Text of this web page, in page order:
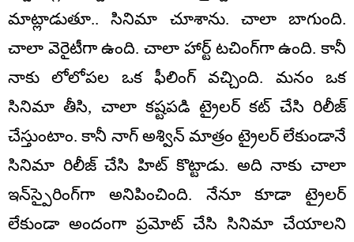
మాట్లాడుతూ.. సినిమా చూశాను. చాలా బాగుంది.
చాలా వెరైటీగా ఉంది. చాలా హార్ట్ టచింగ్‌గా ఉంది. కానీ
నాకు లోలోపల ఒక ఫీలింగ్ వచ్చింది. మనం ఒక
సినిమా తీసి, చాలా కష్టపడి ట్రైలర్ కట్ చేసి రిలీజ్
చేస్తుంటాం. కానీ నాగ్ అశ్విన్ మాత్రం ట్రైలర్ లేకుండానే
సినిమా రిలీజ్ చేసి హిట్ కొట్టాడు. అది నాకు చాలా
ఇన్‌స్పైరింగ్‌గా అనిపించింది. నేనూ కూడా ట్రైలర్
లేకుండా అందంగా ప్రమోట్ చేసి సినిమా చేయాలని